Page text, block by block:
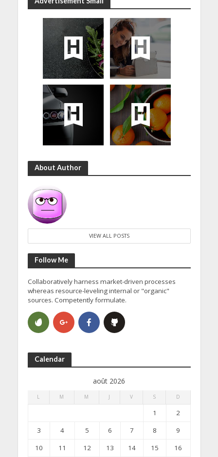
About Author
VIEW ALL POSTS
Follow Me
Collaboratively harness market-driven processes
whereas resource-leveling internal or "organic"
sources. Competently formulate.
Calendar
août 2026
L M M J V S D
1
2
3
4 5 6 7 8
9
10
11 12 13 14 15
16